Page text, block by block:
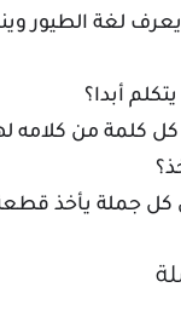
يعرف لغة الطيور
أبدا؟
كل كلمة من كلامه
كل جملة يأخذ